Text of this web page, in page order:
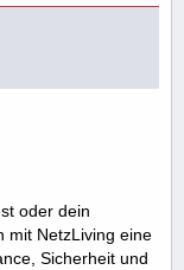
oder dein
mit NetzLiving eine
Sicherheit und